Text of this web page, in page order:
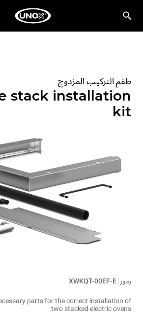
طقم التركيب المزدوج
stack installation
kit
رموز: XWKQT-00EF-E
parts for the correct installation of
two stacked electric ovens.